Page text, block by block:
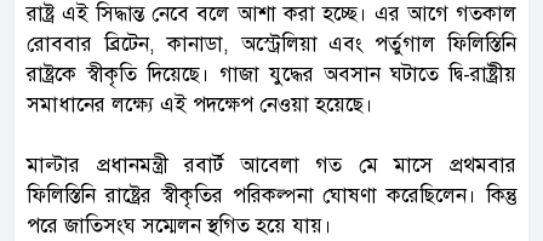
রাষ্ট্র এই সিদ্ধান্ত নেবে বলে আশা করা হচ্ছে। এর আগে গতকাল
রোববার ব্রিটেন, কানাডা, অস্ট্রেলিয়া এবং পর্তুগাল ফিলিস্তিনি
রাষ্ট্রকে স্বীকৃতি দিয়েছে। গাজা যুদ্ধের অবসান ঘটাতে দ্বি-রাষ্ট্রীয়
সমাধানের লক্ষ্যে এই পদক্ষেপ নেওয়া হয়েছে।
মাল্টার প্রধানমন্ত্রী রবার্ট আবেলা গত মে মাসে প্রথমবার
ফিলিস্তিনি রাষ্ট্রের স্বীকৃতির পরিকল্পনা ঘোষণা করেছিলেন। কিন্তু
পরে জাতিসংঘ সম্মেলন স্থগিত হয়ে যায়।